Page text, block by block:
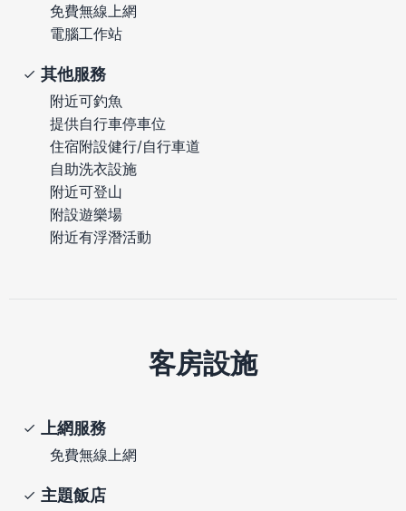
免費無線上網
電腦工作站
其他服務
附近可釣魚
提供自行車停車位
住宿附設健行/自行車道
自助洗衣設施
附近可登山
附設遊樂場
附近有浮潛活動
客房設施
上網服務
免費無線上網
主題飯店